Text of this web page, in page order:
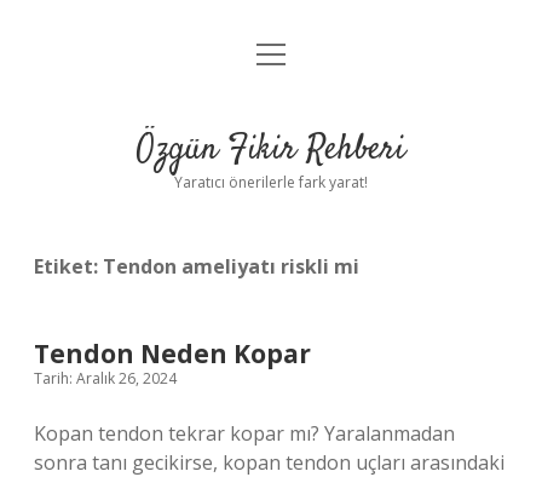
Gizlilik Politikası
Yasal Uyarı
menüyü
Özgün Fikir Rehberi
Yaratıcı önerilerle fark yarat!
Etiket: Tendon ameliyatı riskli mi
Tendon Neden Kopar
Tarih: Aralık 26, 2024
Kopan tendon tekrar kopar mı? Yaralanmadan
sonra tanı gecikirse, kopan tendon uçları arasındaki